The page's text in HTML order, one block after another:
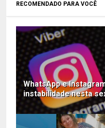
RECOMENDADO PARA VOCÊ
WhatsApp e
instabilidade nesta